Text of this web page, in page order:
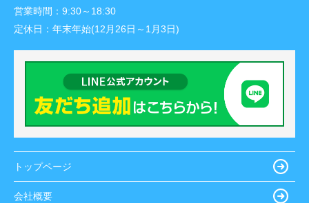
営業時間： 9:30～18:30
定休日： 年末年始(12月26日～1月3日)
トップページ
会社概要